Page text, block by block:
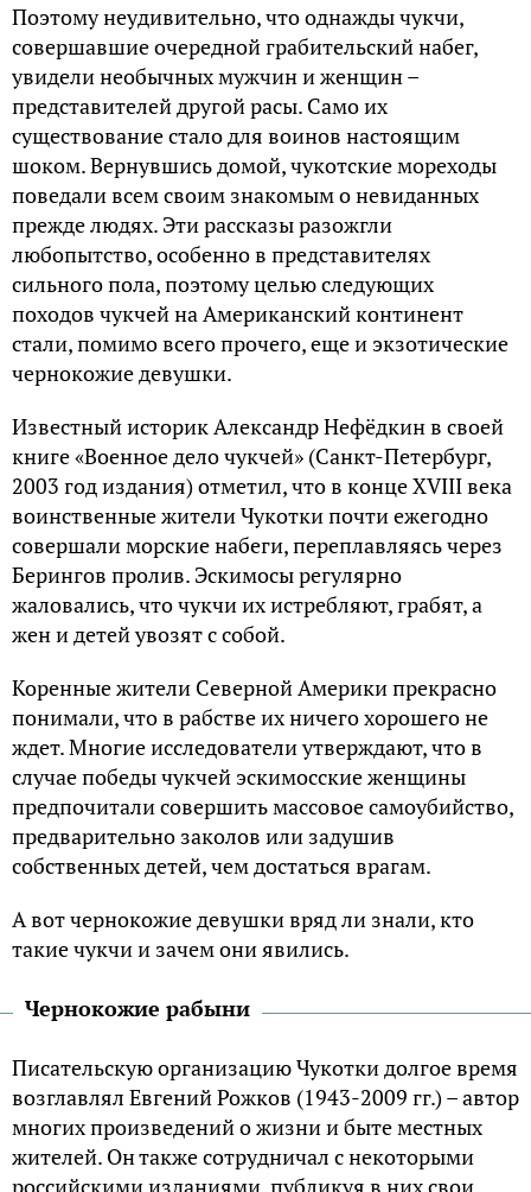
Поэтому неудивительно, что однажды чукчи,
совершавшие очередной грабительский набег,
увидели необычных мужчин и женщин –
представителей другой расы. Само их
существование стало для воинов настоящим
шоком. Вернувшись домой, чукотские мореходы
поведали всем своим знакомым о невиданных
прежде людях. Эти рассказы разожгли
любопытство, особенно в представителях
сильного пола, поэтому целью следующих
походов чукчей на Американский континент
стали, помимо всего прочего, еще и экзотические
чернокожие девушки.
Известный историк Александр Нефëдкин в своей
книге «Военное дело чукчей» (Санкт-Петербург,
2003 год издания) отметил, что в конце XVIII века
воинственные жители Чукотки почти ежегодно
совершали морские набеги, переплавляясь через
Берингов пролив. Эскимосы регулярно
жаловались, что чукчи их истребляют, грабят, а
жен и детей увозят с собой.
Коренные жители Северной Америки прекрасно
понимали, что в рабстве их ничего хорошего не
ждет. Многие исследователи утверждают, что в
случае победы чукчей эскимосские женщины
предпочитали совершить массовое самоубийство,
предварительно заколов или задушив
собственных детей, чем достаться врагам.
А вот чернокожие девушки вряд ли знали, кто
такие чукчи и зачем они явились.
Чернокожие рабыни
Писательскую организацию Чукотки долгое время
возглавлял Евгений Рожков (1943-2009 гг.) – автор
многих произведений о жизни и быте местных
жителей. Он также сотрудничал с некоторыми
российскими изданиями, публикуя в них свои